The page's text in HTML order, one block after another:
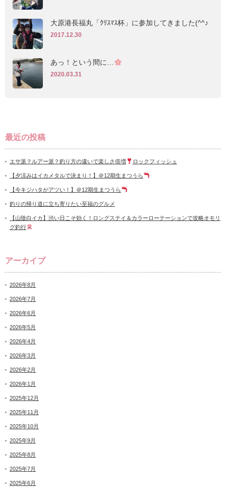
大原港長福丸「ｸﾘｽﾏｽ杯」に参加してきました(^^♪
2017.12.30
あっ！という間に…
2020.03.31
最近の投稿
エサ派？ルアー派？釣り方の違いで楽しさ倍増 ロックフィッシュ
【夕涼みはイカメタルで決まり！】＠12期生まつうら
【今キジハタがアツい！】＠12期生まつうら
釣りの帰り道に立ち寄りたい至福のグルメ
【山陰白イカ】渋い日こそ効く！ロングステイ＆カラーローテーションで攻略オモリ
グ釣行
アーカイブ
2026年8月
2026年7月
2026年6月
2026年5月
2026年4月
2026年3月
2026年2月
2026年1月
2025年12月
2025年11月
2025年10月
2025年9月
2025年8月
2025年7月
2025年6月